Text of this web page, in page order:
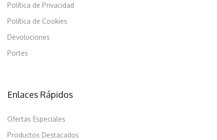
Política de Privacidad
Política de Cookies
Devoluciones
Portes
Enlaces Rápidos
Ofertas Especiales
Productos Destacados